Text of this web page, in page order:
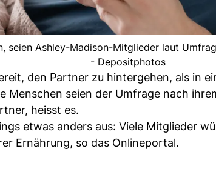
seien Ashley-Madison-Mitglieder laut
- Depositphotos
den Partner zu hintergehen, als in
Menschen seien der Umfrage nach
heisst es.
etwas anders aus: Viele Mitglieder
Ernährung, so das Onlineportal.